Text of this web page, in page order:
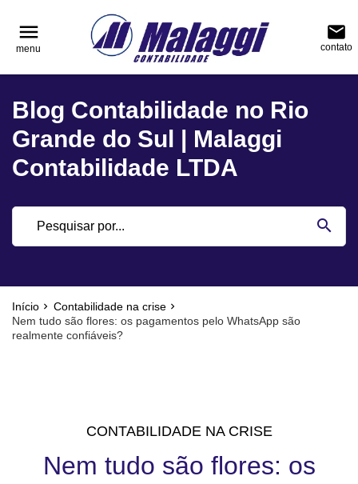
menu
menu
email
contato
Blog Contabilidade no Rio
Grande do Sul | Malaggi
Contabilidade LTDA
search
Início
Contabilidade na crise
Nem tudo são flores: os pagamentos pelo WhatsApp são
realmente confiáveis?
reply NAVEGAÇÃO
Blog
Contabilidade
Notícias
reply FALE CONOSCO
phone (51) 3751-0400
location_on
Rua Júlio de Castilhos, nº 983, salas 3 e 4
Encantado - Rio Grande do Sul
CONTABILIDADE NA CRISE
Nem tudo são flores: os